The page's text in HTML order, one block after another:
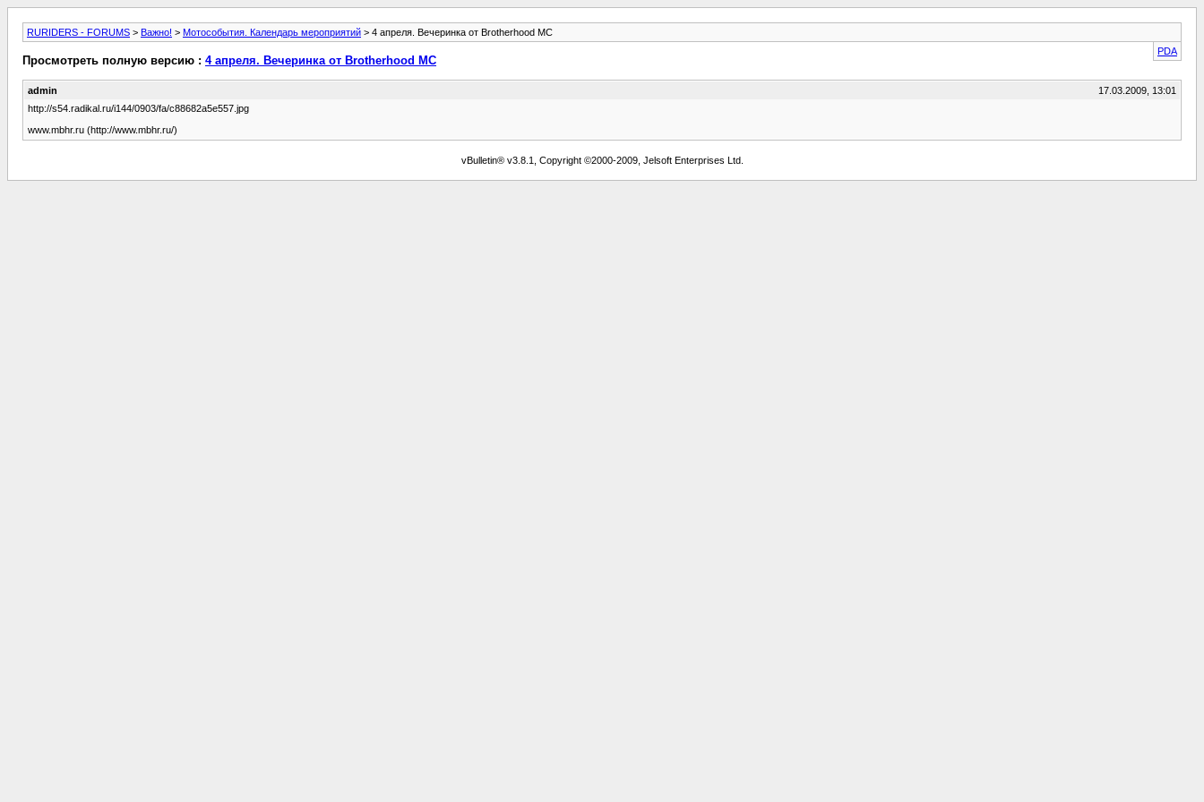
RURIDERS - FORUMS > Важно! > Мотособытия. Календарь мероприятий > 4 апреля. Вечеринка от Brotherhood MC
PDA
Просмотреть полную версию : 4 апреля. Вечеринка от Brotherhood MC
admin
17.03.2009, 13:01
http://s54.radikal.ru/i144/0903/fa/c88682a5e557.jpg
www.mbhr.ru (http://www.mbhr.ru/)
vBulletin® v3.8.1, Copyright ©2000-2009, Jelsoft Enterprises Ltd.